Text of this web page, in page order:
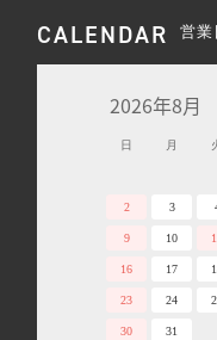
CALENDAR 営業
2026年8月
日 月
2 3
9 10
16 17
23 24
30 31